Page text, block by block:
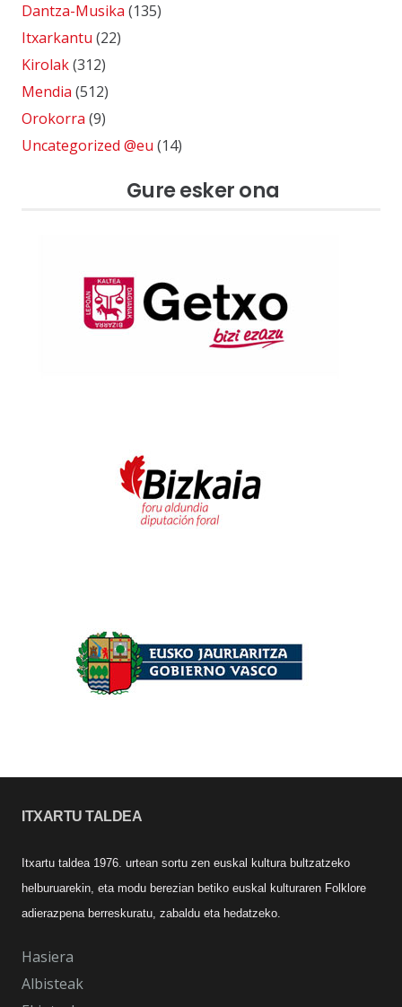
Dantza-Musika (135)
Itxarkantu (22)
Kirolak(312)
Mendia (512)
Orokorra (9)
Uncategorized @eu (14)
Gure esker ona
ITXARTU TALDEA
Itxartu taldea 1976. urtean sortu zen euskal kultura bultzatzeko
helburuarekin, eta modu berezian betiko euskal kulturaren Folklore
adierazpena berreskuratu, zabaldu eta hedatzeko.
Hasiera
Albisteak